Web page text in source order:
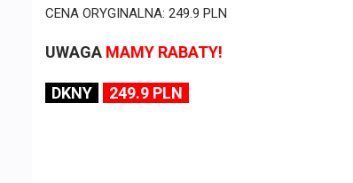
CENA ORYGINALNA: 249.9 PLN
UWAGA MAMY RABATY!
DKNY 249.9 PLN